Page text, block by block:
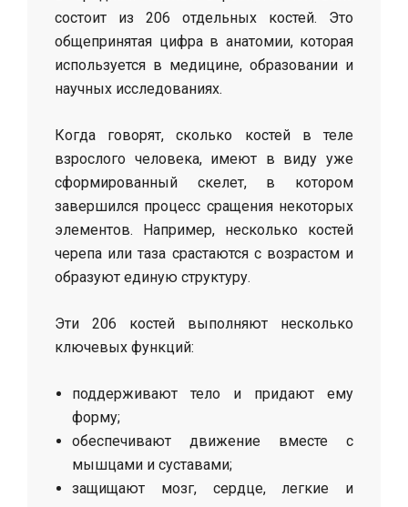
состоит из 206 отдельных костей. Это
общепринятая цифра в анатомии, которая
используется в медицине, образовании и
научных исследованиях.
Когда говорят, сколько костей в теле
взрослого человека, имеют в виду уже
сформированный скелет, в котором
завершился процесс сращения некоторых
элементов. Например, несколько костей
черепа или таза срастаются с возрастом и
образуют единую структуру.
Эти 206 костей выполняют несколько
ключевых функций:
поддерживают тело и придают ему
форму;
обеспечивают движение вместе с
мышцами и суставами;
защищают мозг, сердце, легкие и